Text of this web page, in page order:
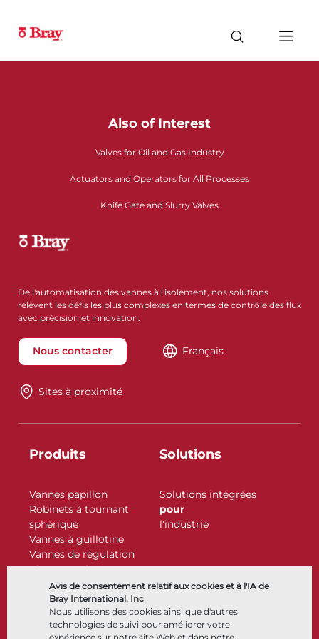
Avis de consentement relatif aux cookies et à l'IA de
Bray International, Inc
Nous utilisons des cookies ainsi que d'autres
technologies de suivi pour améliorer votre
Also of Interest
Valves for Oil and Gas Industry
Actuators and Operators for All Processes
Knife Gate and Slurry Valves
De l'automatisation des vannes à l'isolement, nos solutions
relèvent les défis les plus complexes en termes de contrôle des flux
avec précision et innovation.
Nous contacter Français
Sites à proximité
Produits
Vannes papillon
Robinets à tournant
sphérique
Vannes à guillotine
Vannes de régulation
Clapets antiretour
Actionneurs
Accessoires de contrôle
Cryogénique
Solutions
Solutions intégrées
pour
l'industrie
Entreprise Ressources